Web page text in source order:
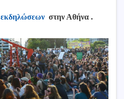
εκδηλώσεων στην Αθήνα .